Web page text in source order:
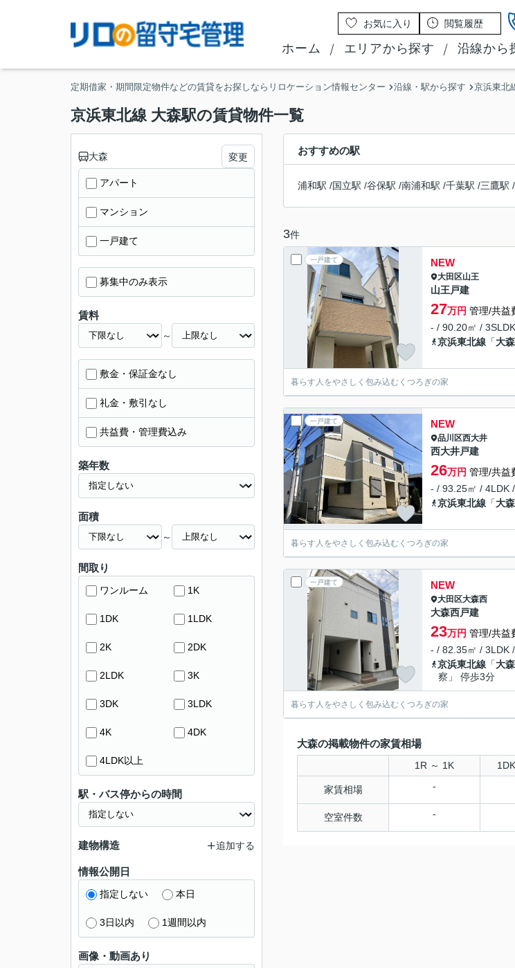
お気に入り 閲覧履歴
ホーム エリアから探す 沿線から
定期借家・期間限定物件などの賃貸をお探しならリロケーション情報センター 沿線・駅から探す 京浜東北
京浜東北線 大森駅の賃貸物件一覧
おすすめの駅
浦和駅 /国立駅 /谷保駅 /南浦和駅 /千葉駅 /三鷹駅 /
3件
一戸建て NEW
大田区山王
山王戸建
27万円 管理/共益
- / 90.20㎡ /
京浜東北線 「大森
暮らす人をやさしく包み込むくつろぎの家
一戸建て NEW
品川区西大井
西大井戸建
26万円 管理/共益
- / 93.25㎡ / 4LDK
京浜東北線 「大森
暮らす人をやさしく包み込むくつろぎの家
一戸建て NEW
大田区大森西
大森西戸建
23万円 管理/共益
- / 82.35㎡ / 3LDK
京浜東北線 「大森
察」 停歩3分
暮らす人をやさしく包み込むくつろぎの家
大森の掲載物件の家賃相場
1R ～ 1K
家賃相場 -
空室件数 -
大森 変更
アパート
マンション
一戸建て
募集中のみ表示
賃料
～
敷金・保証金なし
礼金・敷引なし
共益費・管理費込み
築年数
面積
～
間取り
ワンルーム 1K
1DK 1LDK
2K 2DK
2LDK 3K
3DK 3LDK
4K 4DK
4LDK以上
駅・バス停からの時間
建物構造 追加する
情報公開日
指定しない 本日
3日以内 1週間以内
画像・動画あり